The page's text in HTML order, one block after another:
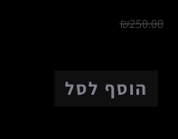
₪250.00
הוסף לסל